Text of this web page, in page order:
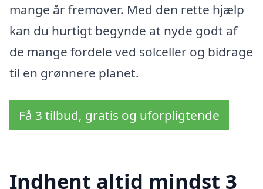
mange år fremover. Med den rette hjælp
kan du hurtigt begynde at nyde godt af
de mange fordele ved solceller og bidrage
til en grønnere planet.
Få 3 tilbud, gratis og uforpligtende
Indhent altid mindst 3